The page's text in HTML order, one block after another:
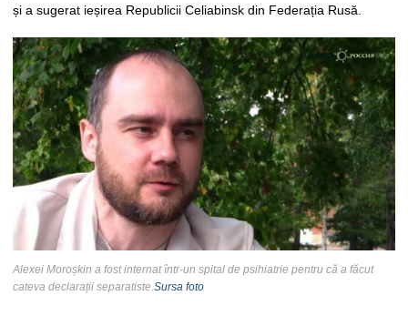
și a sugerat ieșirea Republicii Celiabinsk din Federația Rusă.
Alexei Moroșkin a fost internat într-un spital de psihiatrie pentru că a făcut
cateva declarații separatiste. Sursa foto